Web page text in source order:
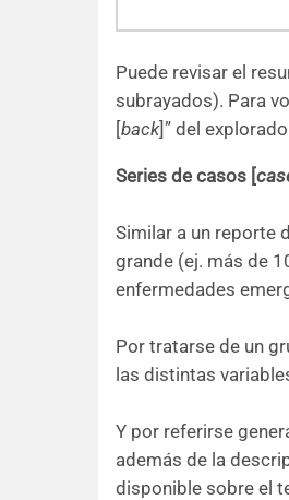
Puede revisar el
subrayados). Para
[back]” del
Series de casos [
Similar a un reporte
grande (ej. más de
enfermedades
Por tratarse de un
las distintas
Y por referirse
además de la
disponible sobre el